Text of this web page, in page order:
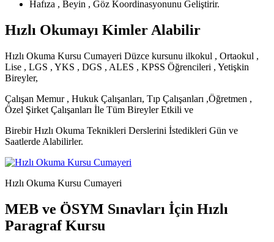
Hafıza , Beyin , Göz Koordinasyonunu Geliştirir.
Hızlı Okumayı Kimler Alabilir
Hızlı Okuma Kursu Cumayeri Düzce kursunu ilkokul , Ortaokul ,
Lise , LGS , YKS , DGS , ALES , KPSS Öğrencileri , Yetişkin
Bireyler,
Çalışan Memur , Hukuk Çalışanları, Tıp Çalışanları ,Öğretmen ,
Özel Şirket Çalışanları İle Tüm Bireyler Etkili ve
Birebir Hızlı Okuma Teknikleri Derslerini İstedikleri Gün ve
Saatlerde Alabilirler.
Hızlı Okuma Kursu Cumayeri
MEB ve ÖSYM Sınavları İçin Hızlı
Paragraf Kursu